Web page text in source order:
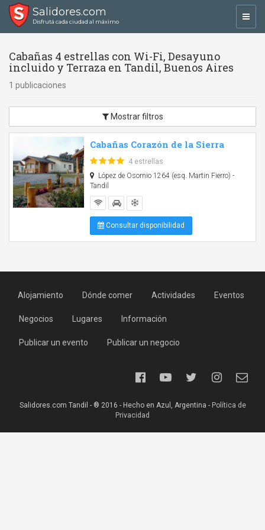
Salidores.com
Disfrutá cada ciudad al máximo
Cabañas 4 estrellas con Wi-Fi, Desayuno
incluido y Terraza en Tandil, Buenos Aires
1 publicaciones
Mostrar filtros
Cabañas Corazón de la Sierra
4 estrellas
López de Osornio 1264 (esq. Martin Fierro) -
Tandil
Consultar disponibilidad
Alojamiento Dónde comer Actividades Eventos
Negocios Lugares Información
Publicar un evento Publicar un negocio
Salidores.com Tandil - ® 2016 - Hecho en Azul, Argentina - Política de
Privacidad